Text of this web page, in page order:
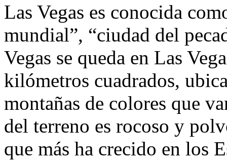
Las Vegas es conocida
mundial”, “ciudad del
Vegas se queda en Las
kilómetros cuadrados,
montañas de colores que
del terreno es rocoso y
que más ha crecido en los